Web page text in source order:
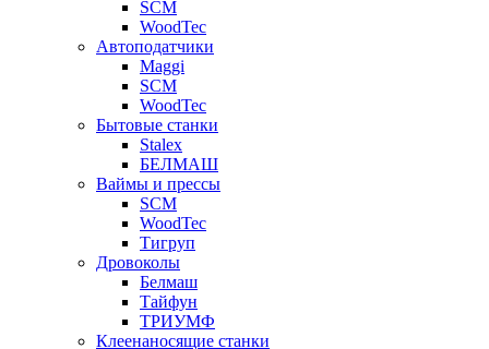
SCM
WoodTec
Автоподатчики
Maggi
SCM
WoodTec
Бытовые станки
Stalex
БЕЛМАШ
Ваймы и прессы
SCM
WoodTec
Тигруп
Дровоколы
Белмаш
Тайфун
ТРИУМФ
Клеенаносящие станки